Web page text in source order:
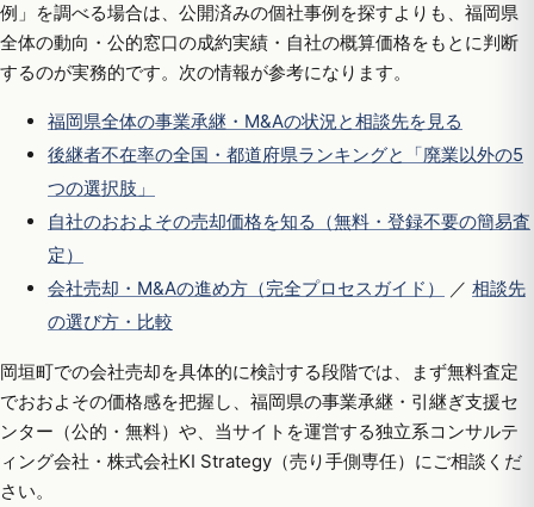
例」を調べる場合は、公開済みの個社事例を探すよりも、福岡県
全体の動向・公的窓口の成約実績・自社の概算価格をもとに判断
するのが実務的です。次の情報が参考になります。
福岡県全体の事業承継・M&Aの状況と相談先を見る
後継者不在率の全国・都道府県ランキングと「廃業以外の5
つの選択肢」
自社のおおよその売却価格を知る（無料・登録不要の簡易査
定）
会社売却・M&Aの進め方（完全プロセスガイド）
／ 相談先
の選び方・比較
岡垣町での会社売却を具体的に検討する段階では、まず無料査定
でおおよその価格感を把握し、福岡県の事業承継・引継ぎ支援セ
ンター（公的・無料）や、当サイトを運営する独立系コンサルテ
ィング会社・株式会社KI Strategy（売り手側専任）にご相談くだ
さい。